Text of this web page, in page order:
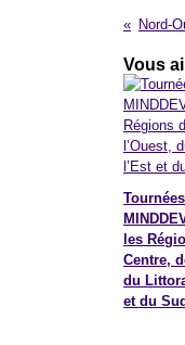
Vous
les
Centre,
du
et du Sud